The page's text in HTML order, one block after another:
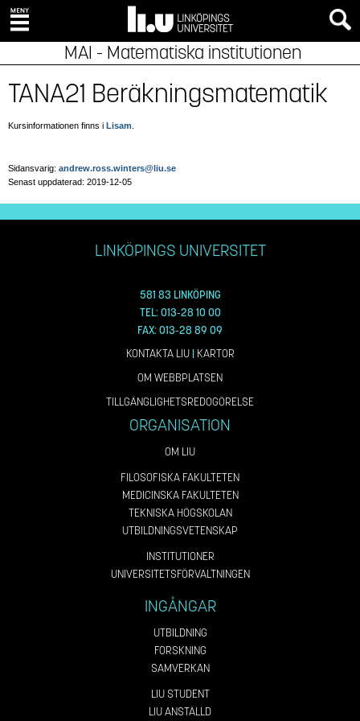
MAI - Matematiska institutionen
TANA21 Beräkningsmatematik
Kursinformationen finns i Lisam
Sidansvarig: andrew.ross.winters@liu.se
Senast uppdaterad: 2019-12-05
LINKÖPINGS UNIVERSITET
581 83 LINKÖPING
TEL: 013-28 10 00
FAX: 013-28 89 09
KONTAKTA LIU| KARTOR
OM WEBBPLATSEN
TILLGÄNGLIGHETSREDOGÖRELSE
ORGANISATION
OM LIU
FILOSOFISKA FAKULTETEN
MEDICINSKA FAKULTETEN
TEKNISKA HÖGSKOLAN
UTBILDNINGSVETENSKAP
INSTITUTIONER
UNIVERSITETSFÖRVALTNINGEN
INGÅNGAR
UTBILDNING
FORSKNING
SAMVERKAN
LIU STUDENT
LIU ANSTÄLLD